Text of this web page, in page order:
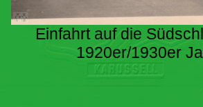
Einfahrt auf die
1920er/1930er